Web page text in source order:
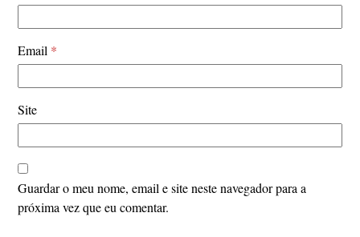
Email *
Site
Guardar o meu nome, email e site neste navegador para a
próxima vez que eu comentar.